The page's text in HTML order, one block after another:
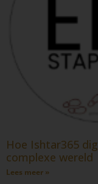
Hoe Ishtar365
complexe wereld
Lees meer »